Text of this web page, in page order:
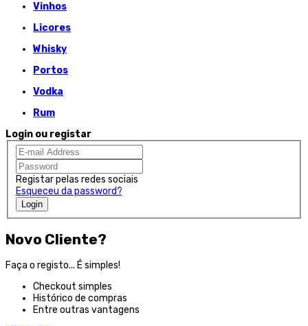
Vinhos
Licores
Whisky
Portos
Vodka
Rum
Login ou registar
Registar pelas redes sociais
Esqueceu da password?
Login
Novo Cliente?
Faça o registo... É simples!
Checkout simples
Histórico de compras
Entre outras vantagens